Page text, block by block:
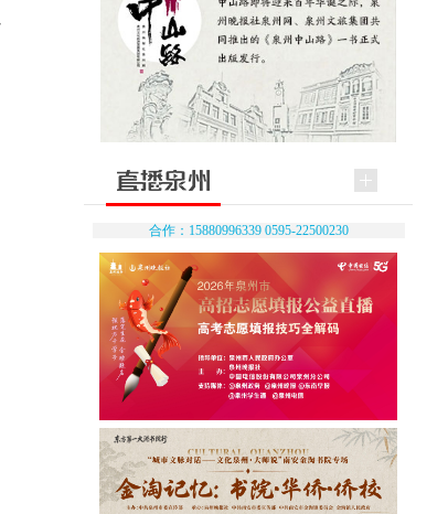
合作：15880996339 0595-22500230